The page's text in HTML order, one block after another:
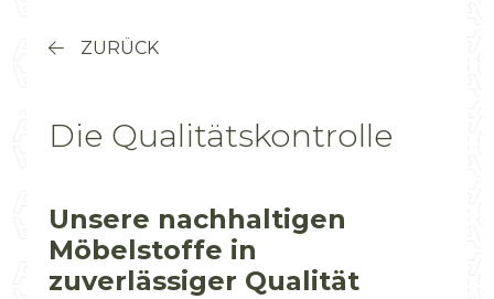
ZURÜCK
Die Qualitätskontrolle
Unsere nachhaltigen
Möbelstoffe in
zuverlässiger Qualität